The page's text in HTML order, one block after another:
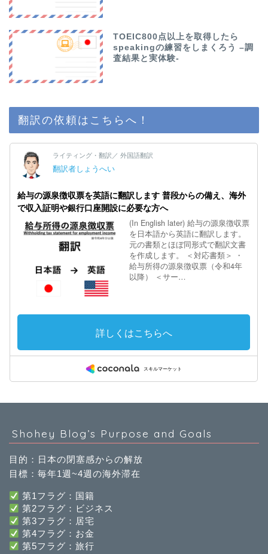
TOEIC800点以上を取得したら
speakingの練習をしまくろう –調
査結果と実体験-
翻訳の依頼はこちらへ！
Shohey Blog’s Purpose and Goals
目的：日本の閉塞感からの解放
目標：毎年1週~4週の海外滞在
第1フラグ：国籍
第2フラグ：ビジネス
第3フラグ：居宅
第4フラグ：お金
第5フラグ：旅行